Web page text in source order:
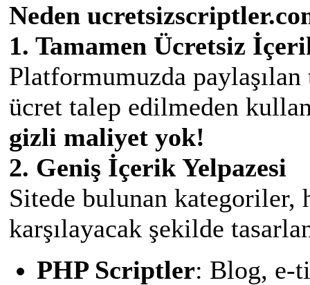
Neden
1. Tamamen Ücretsiz
Platformumuzda
ücret talep edilmeden
gizli maliyet yok!
2. Geniş İçerik Yelpazesi
Sitede bulunan kategoriler,
karşılayacak şekilde
PHP Scriptler: Blog, e-